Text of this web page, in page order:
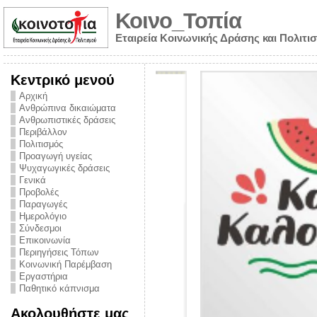
Κοινο_Τοπία
Εταιρεία Κοινωνικής Δράσης και
Κεντρικό μενού
Αρχική
Ανθρώπινα δικαιώματα
Ανθρωπιστικές δράσεις
Περιβάλλον
Πολιτισμός
Προαγωγή υγείας
Ψυχαγωγικές δράσεις
Γενικά
Προβολές
Παραγωγές
Ημερολόγιο
Σύνδεσμοι
Επικοινωνία
Περιηγήσεις Τόπων
Κοινωνική Παρέμβαση
Εργαστήρια
Παθητικό κάπνισμα
Ακολουθήστε μας
από την
την ημέρα
και
στο